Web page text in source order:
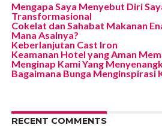
Mengapa Saya Menyebut Diri
Transformasional
Cokelat dan Sahabat Makanan
Mana Asalnya?
Keberlanjutan Cast Iron
Keamanan Hotel yang Aman
Menginap Kami Yang
Bagaimana Bunga Menginspirasi
RECENT COMMENTS